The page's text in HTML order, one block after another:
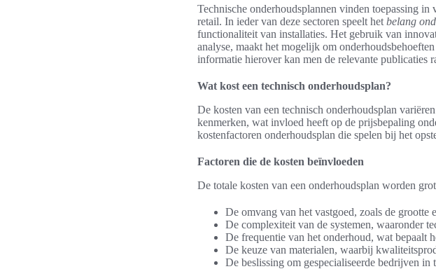
Technische onderhoudsplannen vinden toepassing
retail. In ieder van deze sectoren speelt het belang
functionaliteit van installaties. Het gebruik van
analyse, maakt het mogelijk om
informatie hierover kan men de relevante publicaties
Wat kost een technisch onderhoudsplan?
De kosten van een technisch onderhoudsplan
kenmerken, wat invloed heeft op de prijsbepaling
kostenfactoren onderhoudsplan die spelen bij het
Factoren die de kosten beïnvloeden
De totale kosten van een onderhoudsplan worden
De omvang van het vastgoed, zoals de grootte
De complexiteit van de systemen, waaronder
De frequentie van het onderhoud, wat bepaalt
De keuze van materialen, waarbij
De beslissing om gespecialiseerde bedrijven